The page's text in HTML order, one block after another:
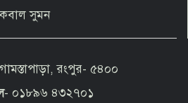
সৈয়দপুর স্বেচ্ছাসেবী সামাজিক
উদ্যোগে সেরা রক্তদাতাদের
সঙ্গে বিয়ে নয়, হয়তো স্বপ্নের বাসর
শাবনূর
সুমন
রংপুর- ৫৪০০
- ০১৮৯৬ ৪৩২৭০১